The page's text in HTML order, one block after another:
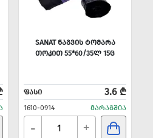
SANAT ᲜᲐᲒᲕᲘᲡ ᲢᲝᲛᲐᲠᲐ
ᲗᲝᲙᲘᲗ 55*60/35Ლ 15Ც
ᲤᲐᲡᲘ 3.6 ₾
1610-0914 ᲛᲐᲠᲐᲒᲨᲘᲐ
- +